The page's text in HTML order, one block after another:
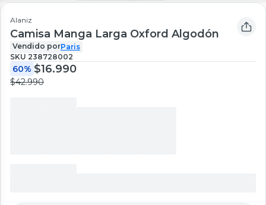
Alaniz
Camisa Manga Larga Oxford Algodón
Vendido porParis
SKU 238728002
60% $16.990
$42.990